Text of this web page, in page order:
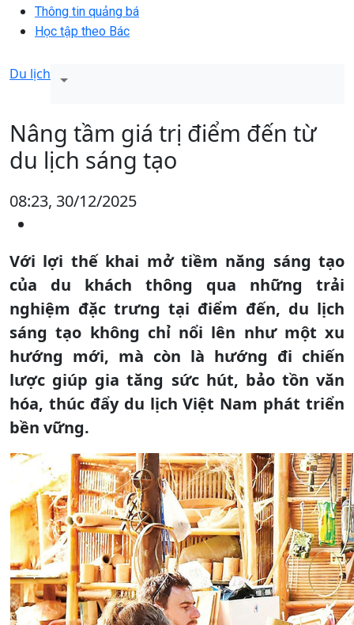
Thông tin quảng bá
Học tập theo Bác
Du lịch
Nâng tầm giá trị điểm đến từ
du lịch sáng tạo
08:23, 30/12/2025
Với lợi thế khai mở tiềm năng sáng tạo
của du khách thông qua những trải
nghiệm đặc trưng tại điểm đến, du lịch
sáng tạo không chỉ nổi lên như một xu
hướng mới, mà còn là hướng đi chiến
lược giúp gia tăng sức hút, bảo tồn văn
hóa, thúc đẩy du lịch Việt Nam phát triển
bền vững.